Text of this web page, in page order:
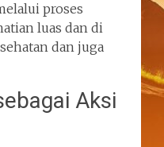
proses
luas dan di
dan juga
Aksi